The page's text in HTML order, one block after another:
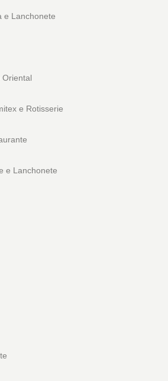
e Lanchonete
Oriental
e Rotisserie
e Lanchonete